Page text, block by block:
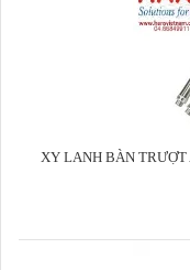
XY LANH BÀN TRƯỢT